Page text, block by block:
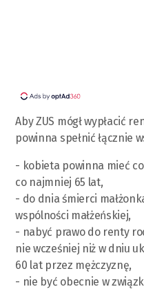
Aby ZUS mógł wypłacić
powinna spełnić łącznie
- kobieta powinna mieć
co najmniej 65 lat,
- do dnia śmierci
wspólności małżeńskiej,
- nabyć prawo do renty
nie wcześniej niż w dniu
60 lat przez mężczyznę,
- nie być obecnie w